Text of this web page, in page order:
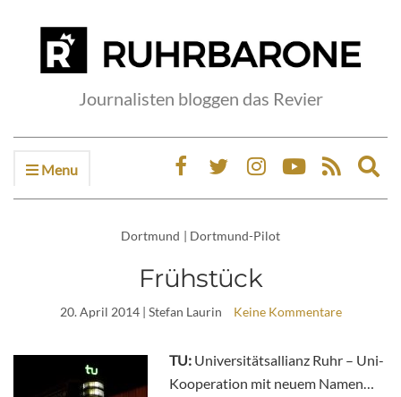
Journalisten bloggen das Revier
Menu
Dortmund | Dortmund-Pilot
Frühstück
20. April 2014| Stefan Laurin Keine Kommentare
TU: Universitätsallianz Ruhr – Uni-
Kooperation mit neuem Namen…